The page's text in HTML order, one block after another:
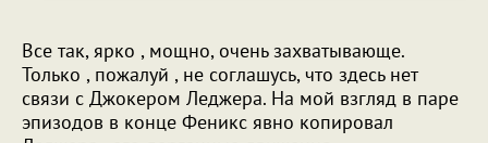
Все так, ярко , мощно, очень захватывающе.
Только , пожалуй , не соглашусь, что здесь нет
связи с Джокером Леджера. На мой взгляд в паре
эпизодов в конце Феникс явно копировал